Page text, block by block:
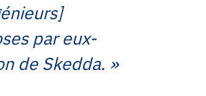
par eux-
de Skedda. »